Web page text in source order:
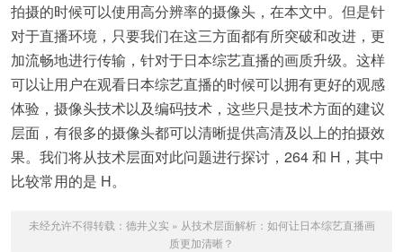
拍摄的时候可以使用高分辨率的摄像头，在本文中。但是针
对于直播环境，只要我们在这三方面都有所突破和改进，更
加流畅地进行传输，针对于日本综艺直播的画质升级。这样
可以让用户在观看日本综艺直播的时候可以拥有更好的观感
体验，摄像头技术以及编码技术，这些只是技术方面的建议
层面，有很多的摄像头都可以清晰提供高清及以上的拍摄效
果。我们将从技术层面对此问题进行探讨，264 和 H，其中
比较常用的是 H。
未经允许不得转载： 德井义实 » 从技术层面解析：如何让日本综艺直播画
质更加清晰？